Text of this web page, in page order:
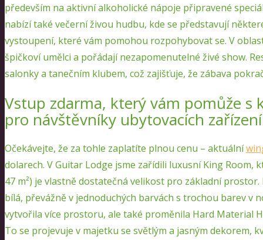
především na aktivní alkoholické nápoje připravené
nabízí také večerní živou hudbu, kde se představují
vystoupení, které vám pomohou rozpohybovat se. V
špičkoví umělci a pořádají nezapomenutelné živé show.
salonky a tanečním klubem, což zajišťuje, že zábava
Vstup zdarma, který vám pomůže s
pro návštěvníky ubytovacích zařízení
Očekávejte, že za tohle zaplatíte plnou cenu – aktuální
dolarech. V Guitar Lodge jsme zařídili luxusní King Room,
47 m²) je vlastně dostatečná velikost pro základní
bílá, převážně v jednoduchých barvách s trochou barev v
vytvořila více prostoru, ale také proměnila Hard Material
To se projevuje v majetku se světlým a jasným dekorem,